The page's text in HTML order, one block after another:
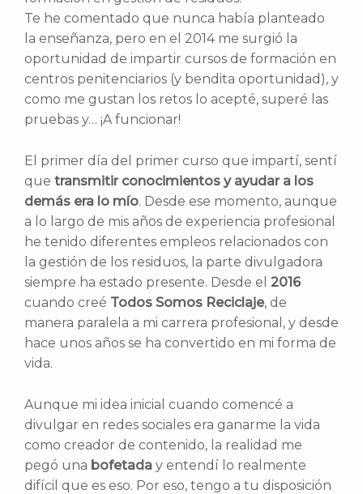
Te he comentado que nunca había planteado
la enseñanza, pero en el 2014 me surgió la
oportunidad de impartir cursos de formación en
centros penitenciarios (y bendita oportunidad), y
como me gustan los retos lo acepté, superé las
pruebas y… ¡A funcionar!
El primer día del primer curso que impartí, sentí
que transmitir conocimientos y ayudar a los
demás era lo mío. Desde ese momento, aunque
a lo largo de mis años de experiencia profesional
he tenido diferentes empleos relacionados con
la gestión de los residuos, la parte divulgadora
siempre ha estado presente. Desde el 2016
cuando creé Todos Somos Reciclaje, de
manera paralela a mi carrera profesional, y desde
hace unos años se ha convertido en mi forma de
vida.
Aunque mi idea inicial cuando comencé a
divulgar en redes sociales era ganarme la vida
como creador de contenido, la realidad me
pegó una bofetada y entendí lo realmente
difícil que es eso. Por eso, tengo a tu disposición